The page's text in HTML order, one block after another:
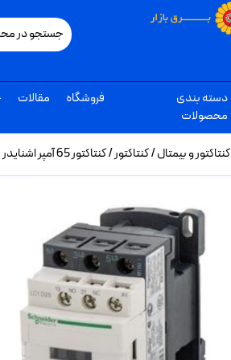
دسته بندی
محصولات
فروشگاه مقالات
کنتاکتور و بیمتال/کنتاکتور/ کنتاکتور 65 آمپر اشنایدر 30 کیلووات بوبین 380VAC مدل LC1D65AQ7